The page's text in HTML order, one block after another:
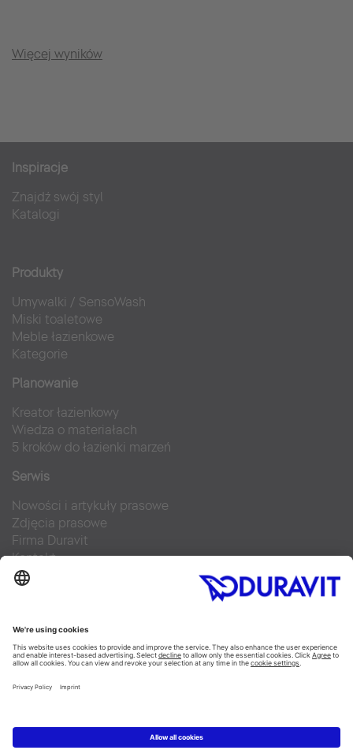
Więcej wyników
Inspiracje
Znajdź swój styl
Katalogi
Produkty
Umywalki / SensoWash
Miski toaletowe
Meble łazienkowe
Kategorie
Planowanie
Kreator łazienkowy
Wiedza o materiałach
5 kroków do łazienki marzeń
Serwis
Nowości i artykuły prasowe
Zdjęcia prasowe
Firma Duravit
Kontakt
Najczęściej zadawane pytania
Facebook
Instagram
Pinterest
Blog
Flickr